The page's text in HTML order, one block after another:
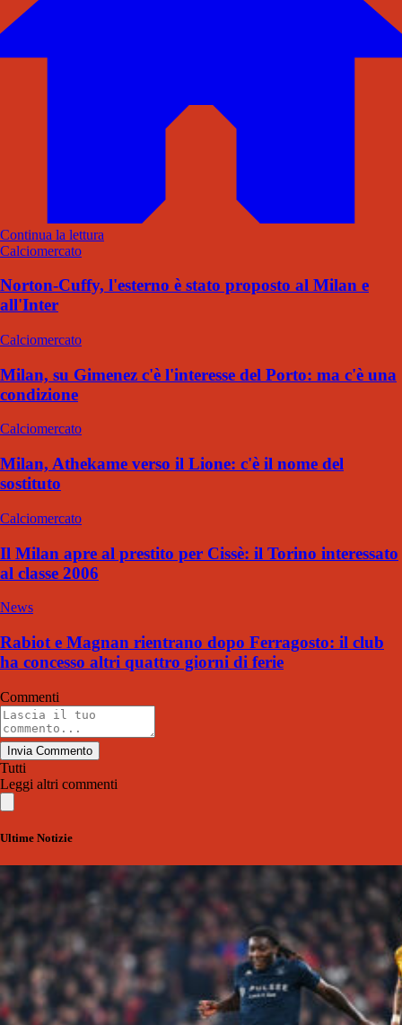
Continua la lettura
Calciomercato
Norton-Cuffy, l'esterno è stato proposto al Milan e
all'Inter
Calciomercato
Milan, su Gimenez c'è l'interesse del Porto: ma c'è una
condizione
Calciomercato
Milan, Athekame verso il Lione: c'è il nome del
sostituto
Calciomercato
Il Milan apre al prestito per Cissè: il Torino interessato
al classe 2006
News
Rabiot e Magnan rientrano dopo Ferragosto: il club
ha concesso altri quattro giorni di ferie
Commenti
Invia Commento
Tutti
Leggi altri commenti
Ultime Notizie